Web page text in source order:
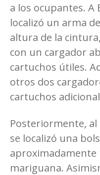
a los ocupantes. A
localizó un arma
altura de la
con un cargador
cartuchos útiles.
otros dos
cartuchos
Posteriormente,
se localizó una
aproximadamente
mariguana.